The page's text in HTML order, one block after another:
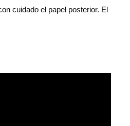
cuidado el papel posterior. El